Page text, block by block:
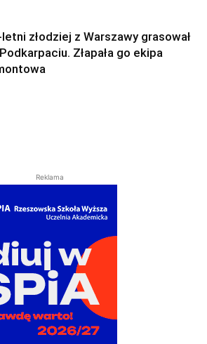
złodziej z Warszawy grasował
Złapała go ekipa
Reklama